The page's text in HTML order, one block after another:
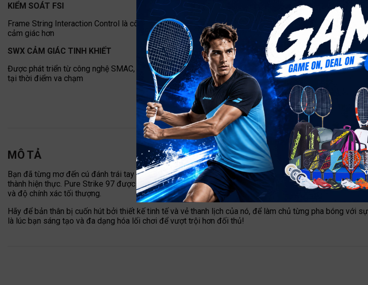
KIỂM SOÁT FSI
Frame String Interaction Control là công nghệ kết hợp kiểu dây vợt chặt hơn để kiểm soát tốt hơn, với
cảm giác hơn
SWX CẢM GIÁC TINH KHIẾT
Được phát triển từ công nghệ SMAC, vật liệu nhớt đàn hồi này được tích hợp vào thành phần của vợt
tại thời điểm va chạm
MÔ TẢ
Bạn đã từng mơ đến cú đánh trái tay thắng điểm dọc biên chưa? Hãy sở hữu cây vợt tennisPure
thành hiện thực. Pure Strike 97 được thiết kế đặc biệt dành cho những người chơi kỹ thuật và đa năng,
và độ chính xác tối thượng.
Hãy để bản thân bị cuốn hút bởi thiết kế tinh tế và vẻ thanh lịch của nó, để làm chủ từng pha bóng với
là lúc bạn sáng tạo và đa dạng hóa lối chơi để vượt trội hơn đối thủ!